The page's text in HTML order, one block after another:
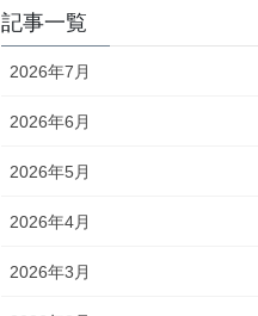
記事一覧
2026年7月
2026年6月
2026年5月
2026年4月
2026年3月